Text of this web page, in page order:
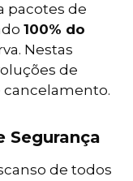
pacotes de
100% do
Nestas
de
cancelamento.
Segurança
de todos